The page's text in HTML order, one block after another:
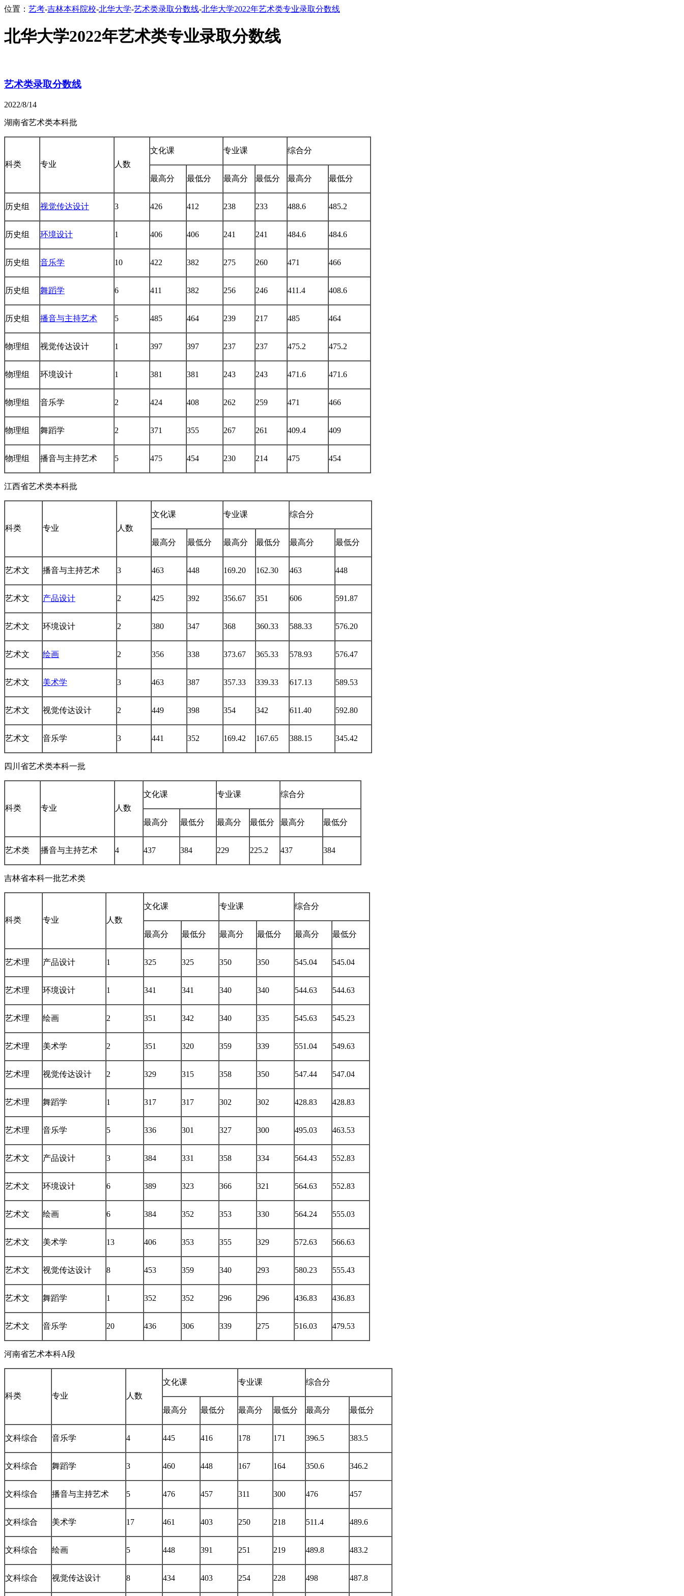
位置： 艺考-吉林本科院校-北华大学-艺术类录取分数线-北华大学2022年艺术类专业录取分数线
北华大学2022年艺术类专业录取分数线
艺术类录取分数线
2022/8/14
湖南省艺术类本科批
科类 专业 人数
文化课 专业课 综合分
最高分 最低分 最高分 最低分 最高分 最低分
历史组 视觉传达设计 3 426 412 238 233 488.6 485.2
历史组 环境设计 1 406 406 241 241 484.6 484.6
历史组 音乐学 10 422 382 275 260 471 466
历史组 舞蹈学 6 411 382 256 246 411.4 408.6
历史组 播音与主持艺术 5 485 464 239 217 485 464
物理组 视觉传达设计 1 397 397 237 237 475.2 475.2
物理组 环境设计 1 381 381 243 243 471.6 471.6
物理组 音乐学 2 424 408 262 259 471 466
物理组 舞蹈学 2 371 355 267 261 409.4 409
物理组 播音与主持艺术 5 475 454 230 214 475 454
江西省艺术类本科批
科类 专业 人数
文化课 专业课 综合分
最高分 最低分 最高分 最低分 最高分 最低分
艺术文 播音与主持艺术 3 463 448 169.20 162.30 463 448
艺术文 产品设计 2 425 392 356.67 351 606 591.87
艺术文 环境设计 2 380 347 368 360.33 588.33 576.20
艺术文 绘画 2 356 338 373.67 365.33 578.93 576.47
艺术文 美术学 3 463 387 357.33 339.33 617.13 589.53
艺术文 视觉传达设计 2 449 398 354 342 611.40 592.80
艺术文 音乐学 3 441 352 169.42 167.65 388.15 345.42
四川省艺术类本科一批
科类 专业 人数
文化课 专业课 综合分
最高分 最低分 最高分 最低分 最高分 最低分
艺术类 播音与主持艺术 4 437 384 229 225.2 437 384
吉林省本科一批艺术类
科类 专业 人数
文化课 专业课 综合分
最高分 最低分 最高分 最低分 最高分 最低分
艺术理 产品设计 1 325 325 350 350 545.04 545.04
艺术理 环境设计 1 341 341 340 340 544.63 544.63
艺术理 绘画 2 351 342 340 335 545.63 545.23
艺术理 美术学 2 351 320 359 339 551.04 549.63
艺术理 视觉传达设计 2 329 315 358 350 547.44 547.04
艺术理 舞蹈学 1 317 317 302 302 428.83 428.83
艺术理 音乐学 5 336 301 327 300 495.03 463.53
艺术文 产品设计 3 384 331 358 334 564.43 552.83
艺术文 环境设计 6 389 323 366 321 564.63 552.83
艺术文 绘画 6 384 352 353 330 564.24 555.03
艺术文 美术学 13 406 353 355 329 572.63 566.63
艺术文 视觉传达设计 8 453 359 340 293 580.23 555.43
艺术文 舞蹈学 1 352 352 296 296 436.83 436.83
艺术文 音乐学 20 436 306 339 275 516.03 479.53
河南省艺术本科A段
科类 专业 人数
文化课 专业课 综合分
最高分 最低分 最高分 最低分 最高分 最低分
文科综合 音乐学 4 445 416 178 171 396.5 383.5
文科综合 舞蹈学 3 460 448 167 164 350.6 346.2
文科综合 播音与主持艺术 5 476 457 311 300 476 457
文科综合 美术学 17 461 403 250 218 511.4 489.6
文科综合 绘画 5 448 391 251 219 489.8 483.2
文科综合 视觉传达设计 8 434 403 254 228 498 487.8